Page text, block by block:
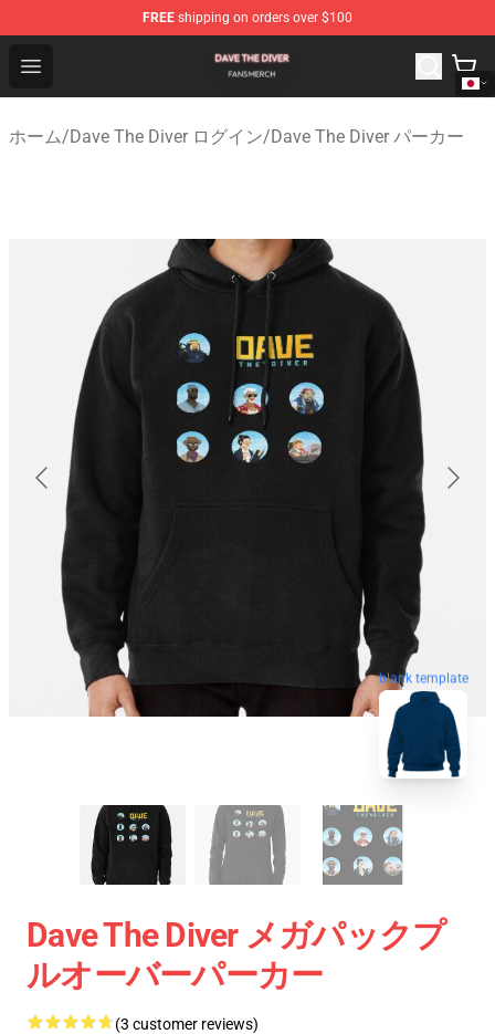
FREE shipping on orders over $100
Open menu
Dave The Diver Shop - Official Dave The Diver
ホーム/Dave The Diver ログイン/Dave The Diver パーカー
blank template
Dave The Diver メガパックプ
ルオーバーパーカー
(3 customer reviews)